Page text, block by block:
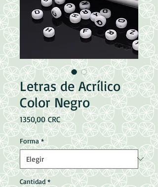
Letras de Acrílico
Color Negro
1350,00 CRCPrecio
Forma *
Cantidad *